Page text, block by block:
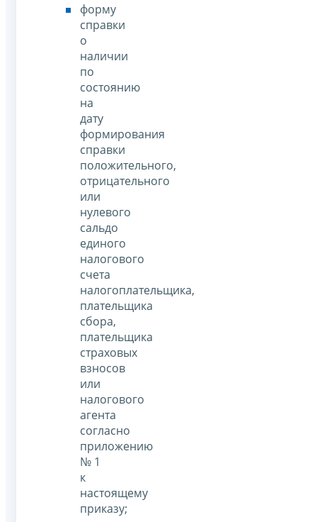
форму
справки
о
наличии
по
состоянию
на
дату
формирования
справки
положительного,
отрицательного
или
нулевого
сальдо
единого
налогового
счета
налогоплательщика,
плательщика
сбора,
плательщика
страховых
взносов
или
налогового
агента
согласно
приложению
№ 1
к
настоящему
приказу;